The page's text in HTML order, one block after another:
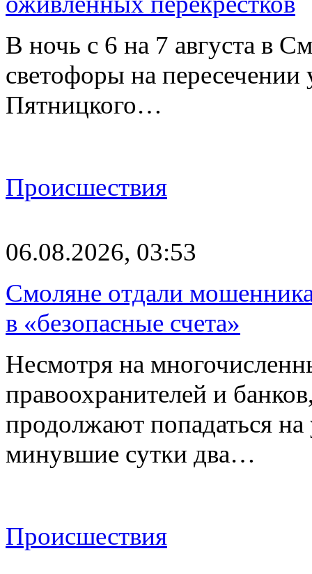
В ночь с 6 на 7 августа в
светофоры на
Пятницкого…
Происшествия
06.08.2026, 03:53
Смоляне отдали
в «безопасные счета»
Несмотря на
правоохранителей и
продолжают попадаться
минувшие сутки два…
Происшествия